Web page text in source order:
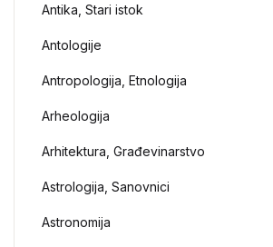
Antika, Stari istok
Antologije
Antropologija, Etnologija
Arheologija
Arhitektura, Građevinarstvo
Astrologija, Sanovnici
Astronomija